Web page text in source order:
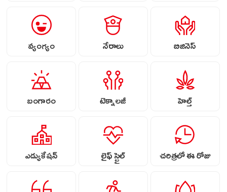
వ్యంగ్యం నేరాలు బిజినెస్
బంగారం టెక్నాలజీ హెల్త్
ఎడ్యుకేషన్ లైఫ్ స్టైల్ చరిత్రలో ఈ రోజు